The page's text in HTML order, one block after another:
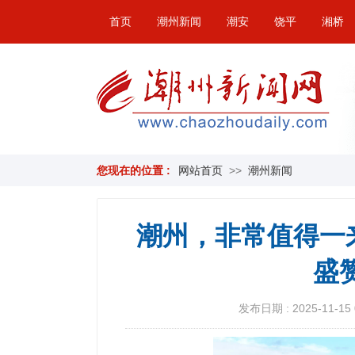
首页 潮州新闻 潮安 饶平 湘桥
您现在的位置 : 网站首页 >> 潮州新闻
潮州，非常值得
盛
发布日期 : 2025-11-15